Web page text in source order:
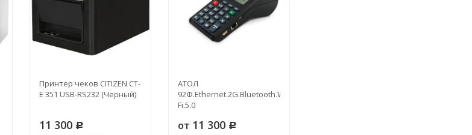
Принтер чеков CITIZEN CT-
E 351 USB-RS232 (Черный)
11 300 Р
АТОЛ
92Ф.Ethernet.2G.Bluetooth.Wi-
Fi.5.0
от 11 300 Р